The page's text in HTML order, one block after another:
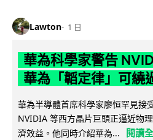
Lawton 1 日
華為科學家警告
華為「韜定律」可繞
華為半導體首席科學家廖恒罕見接
NVIDIA 等西方晶片巨頭正逼近物
濟效益。他同時介紹華為...
閱讀